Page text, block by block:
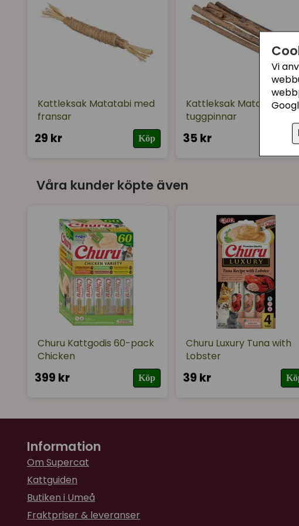
Vi
Kattleksak Matatabi med
fransar
29 kr Köp
Kattleksak Matatabi
tuggpinnar
35 kr
Våra kunder köpte även
Churu Kattgodis 60-pack
Chicken
399 kr Köp
Churu Luxury Tuna with
Lobster
39 kr
Information
Om Supercat
Kattguiden
Butiken i Umeå
Fraktpriser & leveranser